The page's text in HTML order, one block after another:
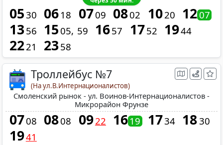
0530 06 18 0709 0802 1020 1207
1356 15 05 59 1657 1752 1944
2221 2358
Троллейбус №7
(На ул.В.Интернационалистов)
Смоленский рынок - ул. Воинов-Интернационалистов -
Микрорайон Фрунзе
0708 0808 0922 1619 1734 1830
1941